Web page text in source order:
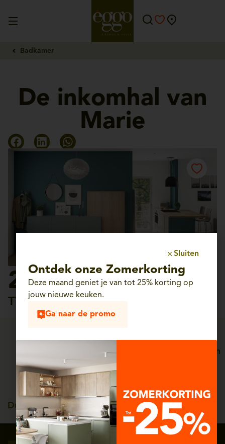
Badkamer
De inkomhal van
Marie
2.332€
TVAC 21%
Straffe prijzen
Persoonlijke service, van
Duitse kwaliteit, tot 25
jaar garantie
Volg ons op
Schrijf je in voor onze
Sluiten
Ontdek onze Zomerkorting
Deze maand geniet je van tot 25% korting op
jouw nieuwe keuken.
Ga naar de promo